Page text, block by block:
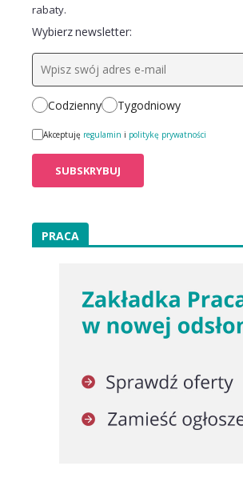
rabaty.
Wybierz newsletter:
Codzienny Tygodniowy
Akceptuję regulamin i politykę prywatności
PRACA